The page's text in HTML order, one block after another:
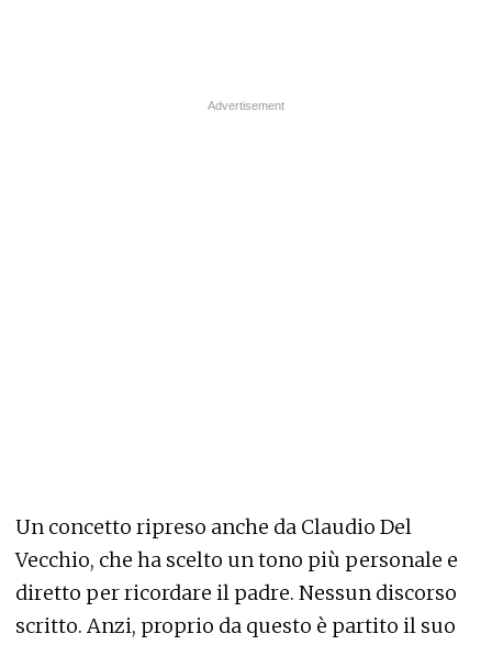
Un concetto ripreso anche da Claudio Del
Vecchio, che ha scelto un tono più personale e
diretto per ricordare il padre. Nessun discorso
scritto. Anzi, proprio da questo è partito il suo